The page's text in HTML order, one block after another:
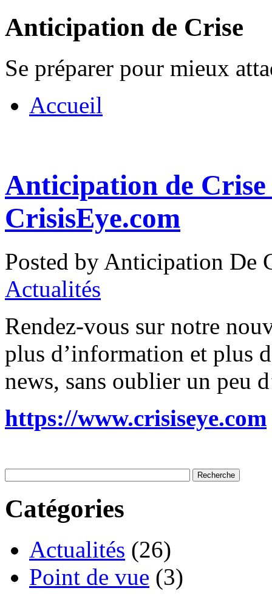
Anticipation de Crise
Se préparer pour mieux
Accueil
Anticipation de Crise
CrisisEye.com
Posted by Anticipation De
Actualités
Rendez-vous sur notre
plus d’information et plus
news, sans oublier un peu
https://www.crisiseye.com
Catégories
Actualités (26)
Point de vue (3)